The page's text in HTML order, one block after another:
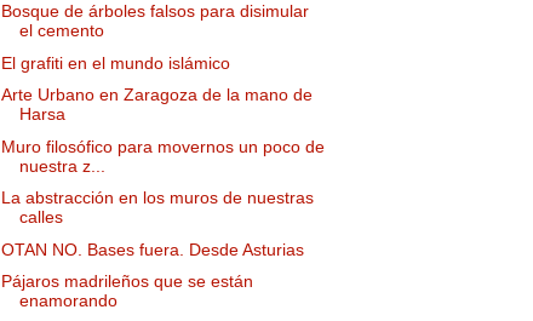
Bosque de árboles falsos para disimular
el cemento
El grafiti en el mundo islámico
Arte Urbano en Zaragoza de la mano de
Harsa
Muro filosófico para movernos un poco de
nuestra z...
La abstracción en los muros de nuestras
calles
OTAN NO. Bases fuera. Desde Asturias
Pájaros madrileños que se están
enamorando